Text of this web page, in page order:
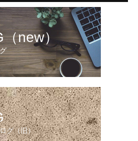
（new）
グ（旧）